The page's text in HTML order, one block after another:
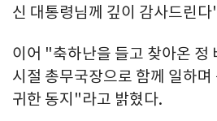
신 대통령님께 깊이 감사드린
이어 "축하난을 들고 찾아온 정
시절 총무국장으로 함께 일하
귀한 동지"라고 밝혔다.